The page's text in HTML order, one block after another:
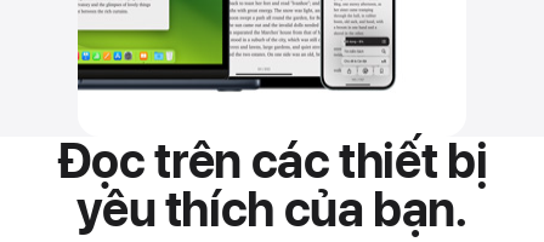
Đọc trên các thiết bị
yêu thích của bạn.